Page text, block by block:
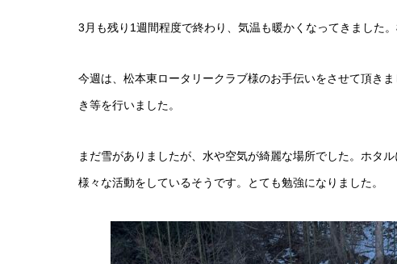
3月も残り1週間程度で終わり、気温も暖かくなってきました。
今週は、松本東ロータリークラブ様のお手伝いをさせて頂き
き等を行いました。
まだ雪がありましたが、水や空気が綺麗な場所でした。ホタ
様々な活動をしているそうです。とても勉強になりました。